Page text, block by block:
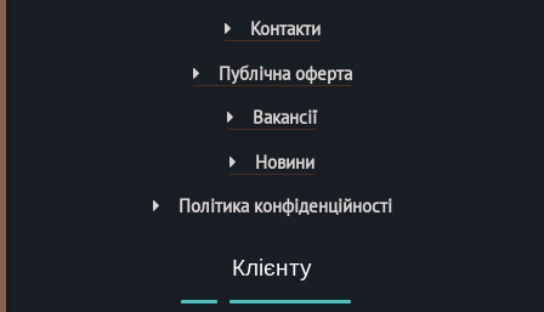
Контакти
Публічна оферта
Вакансії
Новини
Політика конфіденційності
Клієнту